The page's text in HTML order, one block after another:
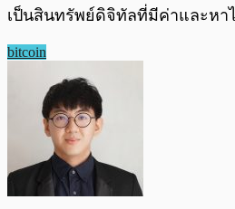
เป็นสินทรัพย์ดิจิทัลที่มีค่าและหา
bitcoin